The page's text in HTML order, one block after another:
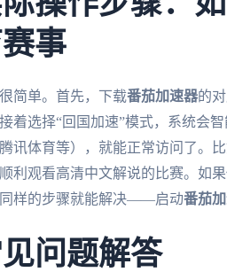
事
简单。首先，下载番茄加速器的
着选择“回国加速”模式，系统会
讯体育等），就能正常访问了。
利观看高清中文解说的比赛。如
样的步骤就能解决——启动番茄
问题解答